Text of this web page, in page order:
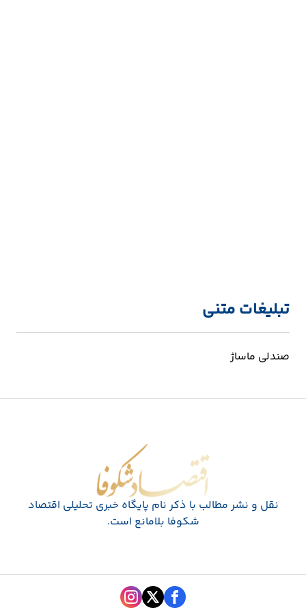
تبلیغات متنی
صندلی ماساژ
اقتصاد شکوفا
نقل و نشر مطالب با ذکر نام پايگاه خبری تحليلی اقتصاد
شکوفا بلامانع است.